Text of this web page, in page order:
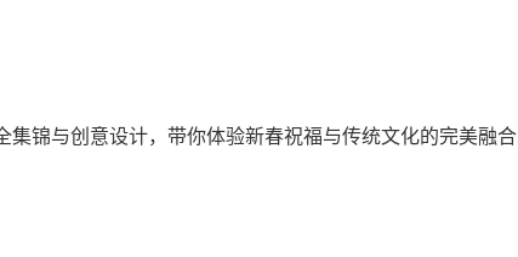
集锦与创意设计，带你体验新春祝福与传统文化的完美融合